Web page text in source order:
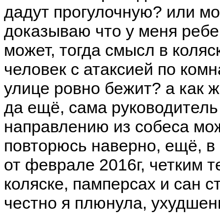
дадут прогулочную? или
доказываю что у меня
может, тогда смысл в
человек с атаксией по
улице ровно бежит? а как
да ещё, сама
направлению из собеса
повторюсь наверно, ещё,
от феврале 2016г, четким
коляске, памперсах и сан
честно я плюнула,